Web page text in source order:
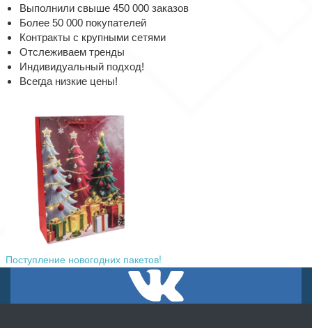
Выполнили свыше 450 000 заказов
Более 50 000 покупателей
Контракты с крупными сетями
Отслеживаем тренды
Индивидуальный подход!
Всегда низкие цены!
Поступление новогодних пакетов!